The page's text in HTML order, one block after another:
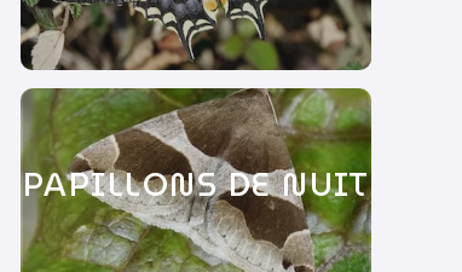
PAPILLONS DE NUIT